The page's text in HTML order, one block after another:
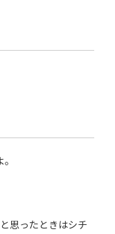
思ったときはシチ